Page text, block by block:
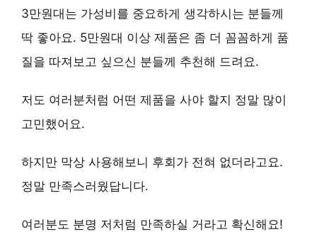
3만원대는 가성비를 중요하게 생각하시는 분들께
딱 좋아요. 5만원대 이상 제품은 좀 더 꼼꼼하게 품
질을 따져보고 싶으신 분들께 추천해 드려요.
저도 여러분처럼 어떤 제품을 사야 할지 정말 많이
고민했어요.
하지만 막상 사용해보니 후회가 전혀 없더라고요.
정말 만족스러웠답니다.
여러분도 분명 저처럼 만족하실 거라고 확신해요!